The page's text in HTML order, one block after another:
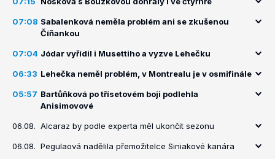
07:08 Sabalenková neměla problém ani se zkušenou
Číňankou
07:04 Jódar vyřídil i Musettiho a vyzve Lehečku
06:33 Lehečka neměl problém, v Montrealu je v osmifinále
05:57 Bartůňková po třísetovém boji podlehla
Anisimovové
06.08. Alcaraz by podle experta měl ukončit sezonu
06.08. Pegulaová nadělila přemožitelce Siniakové kanára